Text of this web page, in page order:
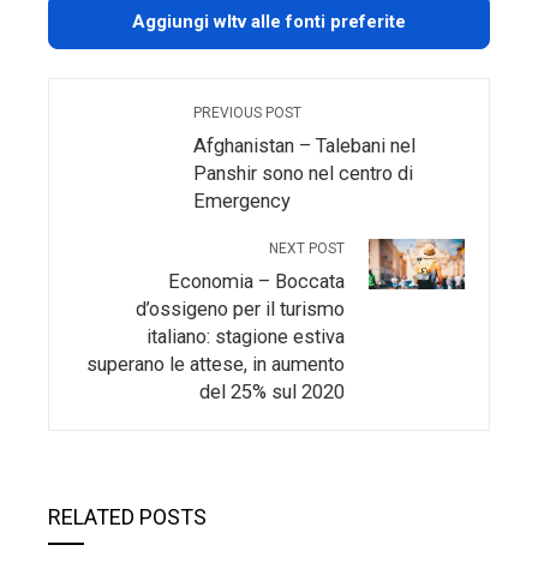
Aggiungi wltv alle fonti preferite
PREVIOUS POST
Afghanistan – Talebani nel
Panshir sono nel centro di
Emergency
NEXT POST
Economia – Boccata
d’ossigeno per il turismo
italiano: stagione estiva
superano le attese, in aumento
del 25% sul 2020
RELATED POSTS